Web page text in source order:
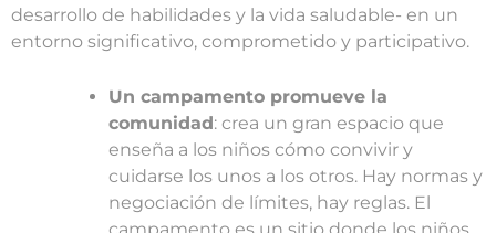
desarrollo de habilidades y la vida saludable- en un
entorno significativo, comprometido y participativo.
Un campamento promueve la
comunidad: crea un gran espacio que
enseña a los niños cómo convivir y
cuidarse los unos a los otros. Hay normas y
negociación de límites, hay reglas. El
campamento es un sitio donde los niños